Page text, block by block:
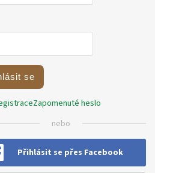
se
Zapomenuté heslo
nebo
Přihlásit se přes Facebook